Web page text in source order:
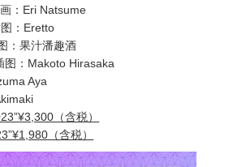
：Eri Natsume
：Eretto
：果汁潘趣酒
图：Makoto Hirasaka
Aya
（含税）
（含税）